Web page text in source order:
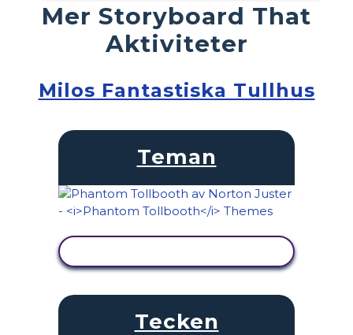
Mer Storyboard That
Aktiviteter
Milos Fantastiska Tullhus
Teman
Tecken